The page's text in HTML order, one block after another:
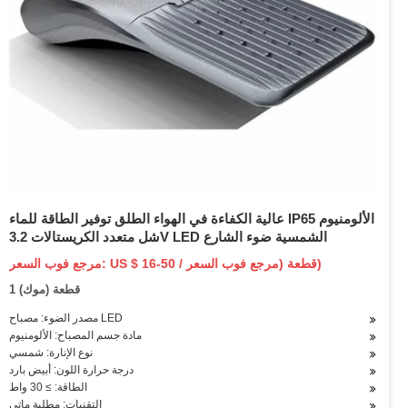
عالية الكفاءة في الهواء الطلق توفير الطاقة للماء IP65 الألومنيوم
شل متعدد الكريستالات 3.2V LED الشمسية ضوء الشارع
مرجع فوب السعر: US $ 16-50 / قطعة (مرجع فوب السعر)
1 قطعة (موك)
مصدر الضوء: مصباح LED
مادة جسم المصباح: الألومنيوم
نوع الإنارة: شمسي
درجة حرارة اللون: أبيض بارد
الطاقة: ≥ 30 واط
التقنيات: مطلية ماتي